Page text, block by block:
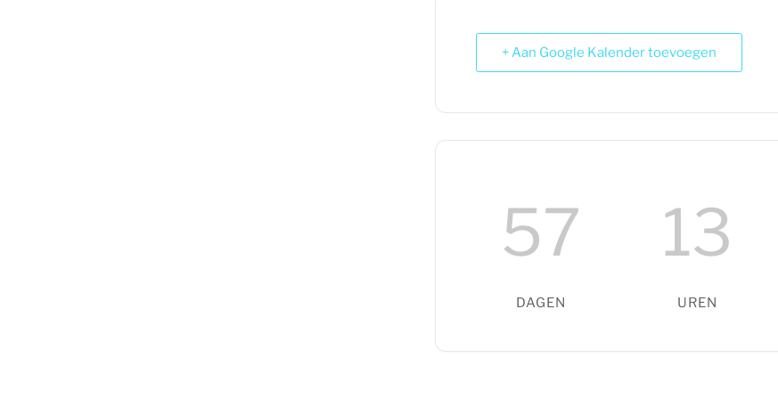
+ Aan Google Kalender toevoegen
57
DAGEN
13
UREN